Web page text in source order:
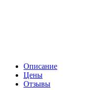
Описание
Цены
Отзывы